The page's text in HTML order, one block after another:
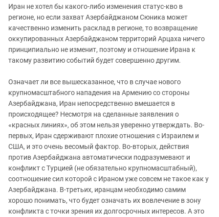
Иран не хотел бы какого-либо изменения статус-кво в
регионе, но если захват Азербайджаном Сюника может
качественно изменить расклад в регионе, то возвращение
оккупированных Азербайджаном территорий Арцаха ничего
принципиально не изменит, поэтому и отношение Ирана к
такому развитию событий будет совершенно другим.
Означает ли все вышесказанное, что в случае нового
крупномасштабного нападения на Армению со стороны
Азербайджана, Иран непосредственно вмешается в
происходящее? Несмотря на сделанные заявления о
«красных линиях», об этом нельзя уверенно утверждать. Во-
первых, Иран сдерживают плохие отношения с Израилем и
США, и это очень весомый фактор. Во-вторых, действия
против Азербайджана автоматически подразумевают и
конфликт с Турцией (не обязательно крупномасштабный),
соотношение сил которой с Ираном уже совсем не такое как у
Азербайджана. В-третьих, иранцам необходимо самим
хорошо понимать, что будет означать их вовлечение в зону
конфликта с точки зрения их долгосрочных интересов. А это